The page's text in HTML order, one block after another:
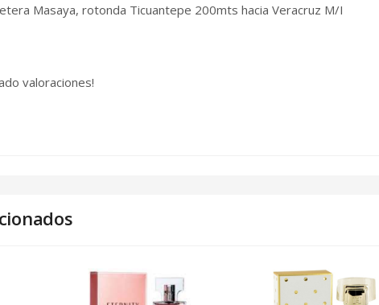
Masaya, rotonda Ticuantepe 200mts hacia Veracruz M/I
valoraciones!